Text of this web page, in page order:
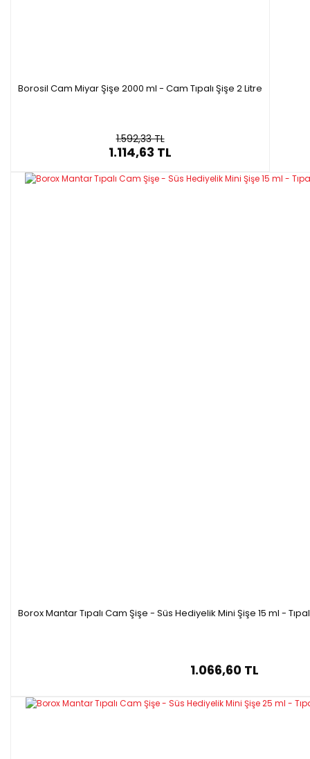
Borosil Cam Miyar Şişe 2000 ml - Cam Tıpalı Şişe 2 Litre
1.592,33 TL
1.114,63 TL
Borox Mantar Tıpalı Cam Şişe - Süs Hediyelik Mini Şişe 15 ml -
1.066,60 TL